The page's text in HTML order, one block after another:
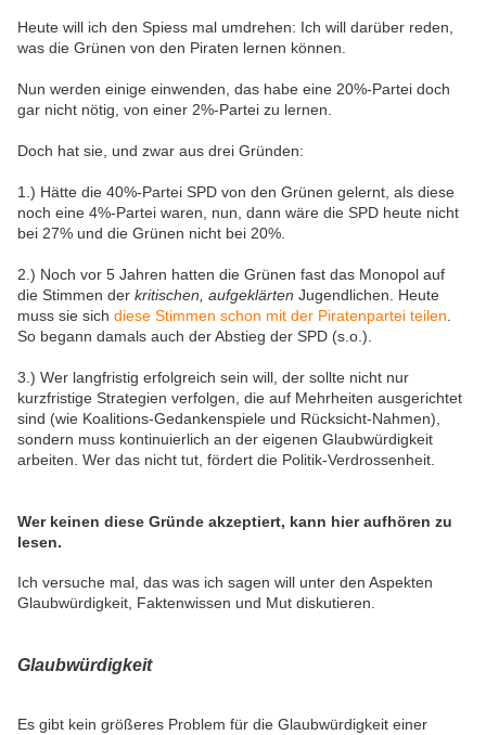
Heute will ich den Spiess mal umdrehen: Ich will darüber reden,
was die Grünen von den Piraten lernen können.
Nun werden einige einwenden, das habe eine 20%-Partei doch
gar nicht nötig, von einer 2%-Partei zu lernen.
Doch hat sie, und zwar aus drei Gründen:
1.) Hätte die 40%-Partei SPD von den Grünen gelernt, als diese
noch eine 4%-Partei waren, nun, dann wäre die SPD heute nicht
bei 27% und die Grünen nicht bei 20%.
2.) Noch vor 5 Jahren hatten die Grünen fast das Monopol auf
die Stimmen der kritischen, aufgeklärten Jugendlichen. Heute
muss sie sich diese Stimmen schon mit der Piratenpartei teilen
So begann damals auch der Abstieg der SPD (s.o.).
3.) Wer langfristig erfolgreich sein will, der sollte nicht nur
kurzfristige Strategien verfolgen, die auf Mehrheiten ausgerichtet
sind (wie Koalitions-Gedankenspiele und Rücksicht-Nahmen),
sondern muss kontinuierlich an der eigenen Glaubwürdigkeit
arbeiten. Wer das nicht tut, fördert die Politik-Verdrossenheit.
Wer keinen diese Gründe akzeptiert, kann hier aufhören zu
lesen.
Ich versuche mal, das was ich sagen will unter den Aspekten
Glaubwürdigkeit, Faktenwissen und Mut diskutieren.
Glaubwürdigkeit
Es gibt kein größeres Problem für die Glaubwürdigkeit einer